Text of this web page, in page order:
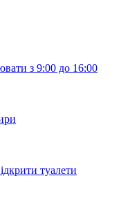
з 9:00 до 16:00
туалети